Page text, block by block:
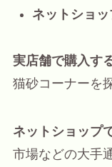
ネットショッ
実店舗で購入す
猫砂コーナーを
ネットショップ
市場などの大手